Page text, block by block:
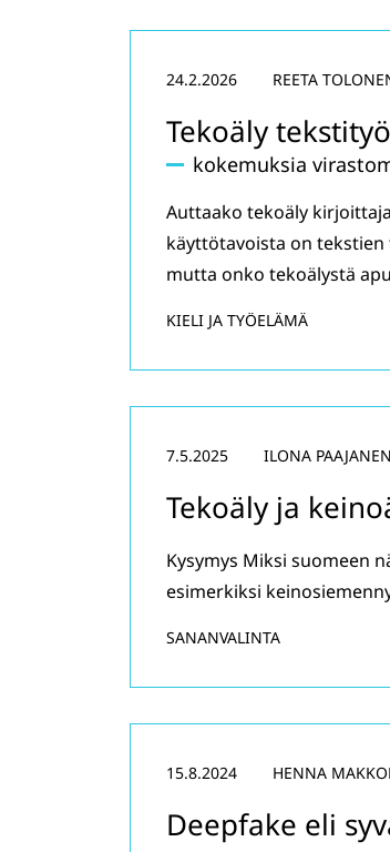
Tekoäly
kokemuksia
24.2.2026 REETA
Auttaako tekoäly
käyttötavoista on
mutta onko tekoälystä
KIELI JA TYÖELÄMÄ
Tekoäly ja
7.5.2025 ILONA PAAJANEN
Kysymys Miksi suomeen
esimerkiksi
SANANVALINTA
Deepfake eli
15.8.2024 HENNA